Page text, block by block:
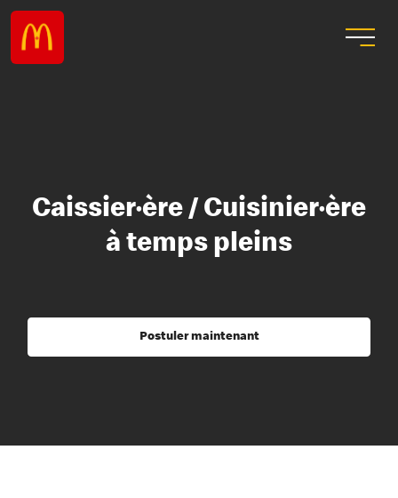
Caissier·ère / Cuisinier·ère
à temps pleins
Postuler maintenant